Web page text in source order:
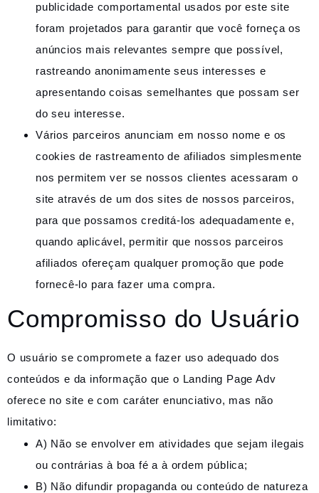
publicidade comportamental usados ​​por este site
foram projetados para garantir que você forneça os
anúncios mais relevantes sempre que possível,
rastreando anonimamente seus interesses e
apresentando coisas semelhantes que possam ser
do seu interesse.
Vários parceiros anunciam em nosso nome e os
cookies de rastreamento de afiliados simplesmente
nos permitem ver se nossos clientes acessaram o
site através de um dos sites de nossos parceiros,
para que possamos creditá-los adequadamente e,
quando aplicável, permitir que nossos parceiros
afiliados ofereçam qualquer promoção que pode
fornecê-lo para fazer uma compra.
Compromisso do Usuário
O usuário se compromete a fazer uso adequado dos
conteúdos e da informação que o Landing Page Adv
oferece no site e com caráter enunciativo, mas não
limitativo:
A) Não se envolver em atividades que sejam ilegais
ou contrárias à boa fé a à ordem pública;
B) Não difundir propaganda ou conteúdo de natureza